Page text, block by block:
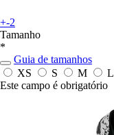
+-2
Tamanho
*
Guia de tamanhos
XS
S M L
Este campo é obrigatório